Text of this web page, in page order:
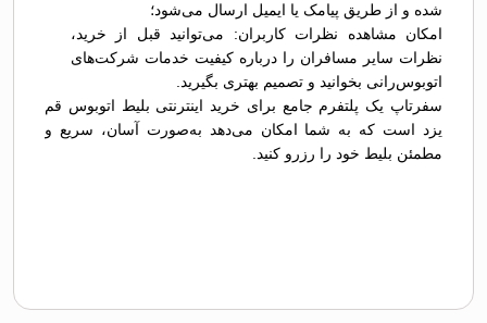
شده و از طریق پیامک یا ایمیل ارسال می‌شود؛
امکان مشاهده نظرات کاربران: می‌توانید قبل از خرید،
نظرات سایر مسافران را درباره کیفیت خدمات شرکت‌های
اتوبوس‌رانی بخوانید و تصمیم بهتری بگیرید.
سفرتاپ یک پلتفرم جامع برای خرید اینترنتی بلیط اتوبوس قم
يزد است که به شما امکان می‌دهد به‌صورت آسان، سریع و
مطمئن بلیط خود را رزرو کنید.